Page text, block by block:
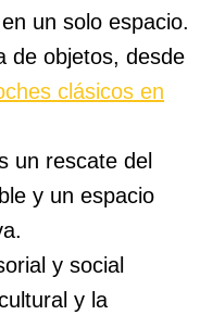
un solo espacio.
de objetos, desde
clásicos en
un rescate del
y un espacio
y social
y la